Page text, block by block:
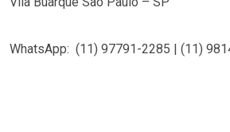
WhatsApp: (11) 97791-2285 | (11)